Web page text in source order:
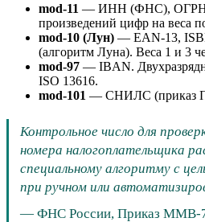
mod-11 — ИНН (ФНС), ОГРН,
произведений цифр на веса
mod-10 (Лун) — EAN-13,
(алгоритм Луна). Веса 1 и 3
mod-97 — IBAN.
ISO 13616.
mod-101 — СНИЛС (приказ
Контрольное число для
номера налогоплательщика
специальному алгоритму с
при ручном или
— ФНС России, Приказ ММВ-